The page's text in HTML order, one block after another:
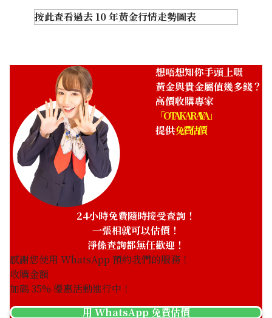
收購日期: 2026年3月
K24 Necklace Top
商品分類 金飾
狀態
S
詳情
非常乾淨
分店
佐敦店(尖沙咀)
收購日期: 2026年3月
K24 Earrings
商品分類 金飾
狀態
S
詳情
非常乾淨
收購日期: 2026年3月
K24 Earrings
K24 Ring
按此查看過去 10 年黃金行情走勢圖表
想唔想知你手頭上嘅
黃金與貴金屬值幾多錢？
高價收購專家
「OTAKARAYA」
提供免費估價
24小時免費隨時接受查詢！
一張相就可以估價！
淨係查詢都無任歡迎！
感謝您使用 WhatsApp 預約我們的服務！
收購金額
加碼35% 優惠活動進行中！
用 WhatsApp 免費估價